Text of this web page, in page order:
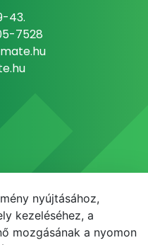
43.
7528
nyújtásához,
kezeléséhez, a
mozgásának a nyomon